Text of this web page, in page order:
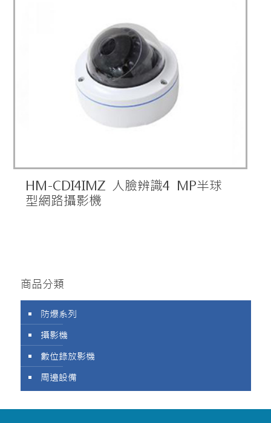
HM-CDI4IMZ 人臉辨識4 MP半球
型網路攝影機
商品分類
防爆系列
攝影機
數位錄放影機
周邊設備